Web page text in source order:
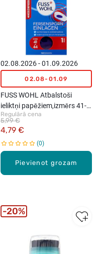
Pievienot grozam
02.08.2026 - 01.09.2026
02.08-01.09
FUSS WOHL Atbalstoši
ieliktņi papēžiem,izmērs 41-
44, 1pāris
Regulārā cena
4,79 €
5,99 €
0
20%